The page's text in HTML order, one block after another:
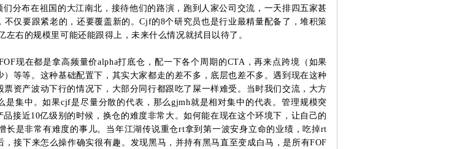
们分布在祖国的大江南北，接待他们的路演，跑到人家公司交流，一天排四五家甚
不仅要跟紧老的，还要覆盖新的。Cjf的8个研究员也是行业最精量配备了，堆积策
左右的规模里可能还能跟得上，未来什么情况就拭目以待了。
现在都是拿高频量价alpha打底仓，配一下各个周期的CTA，再来点跨境（如果
等等。 这种基础配置下，其实大家都走的差不多，底层也差不多。遇到现在这种
资产波动下行的情况下，大部分同行都跟吃了屎一样难受。 当时我们交流，大方
是集中。如果cjf是尽量分散的代表，那么gjmh就是相对集中的代表。管理规模突
品接近10亿级别的时候，换仓的难度非常大。如何能在现在这个环境下，让自己的
长是非常有难度的事儿。 当年江湖传说重仓rt拿到第一波安身立命的业绩，吃掉rt
接下来怎么操作确实很有趣。 发现黑马，并持有黑马直至变成白马，是所有FOF